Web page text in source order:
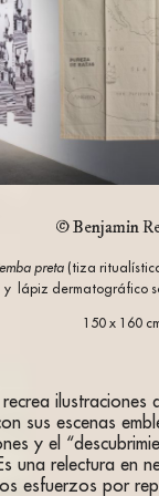
© Benjamin
preta (tiza
y lápiz dermatográfico
150 x 160
recrea ilustraciones
sus escenas
y el
una relectura en
esfuerzos por